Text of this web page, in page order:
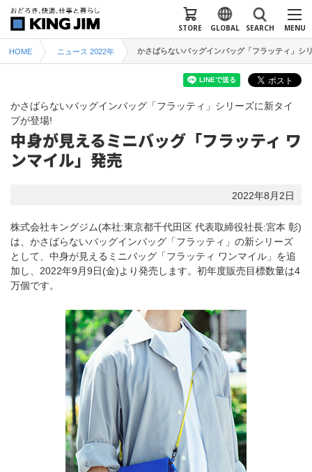
MENU
SEARCH
GLOBAL
STORE
HOME ニュース 2022年 かさばらないバッグインバッグ「フラッティ」シ
かさばらないバッグインバッグ「フラッティ」シリーズに新タイ
プが登場!
中身が見えるミニバッグ「フラッティ ワ
ンマイル」発売
2022年8月2日
株式会社キングジム(本社:東京都千代田区 代表取締役社長:宮本 彰)
は、かさばらないバッグインバッグ「フラッティ」の新シリーズ
として、中身が見えるミニバッグ「フラッティ ワンマイル」を追
加し、2022年9月9日(金)より発売します。初年度販売目標数量は4
万個です。